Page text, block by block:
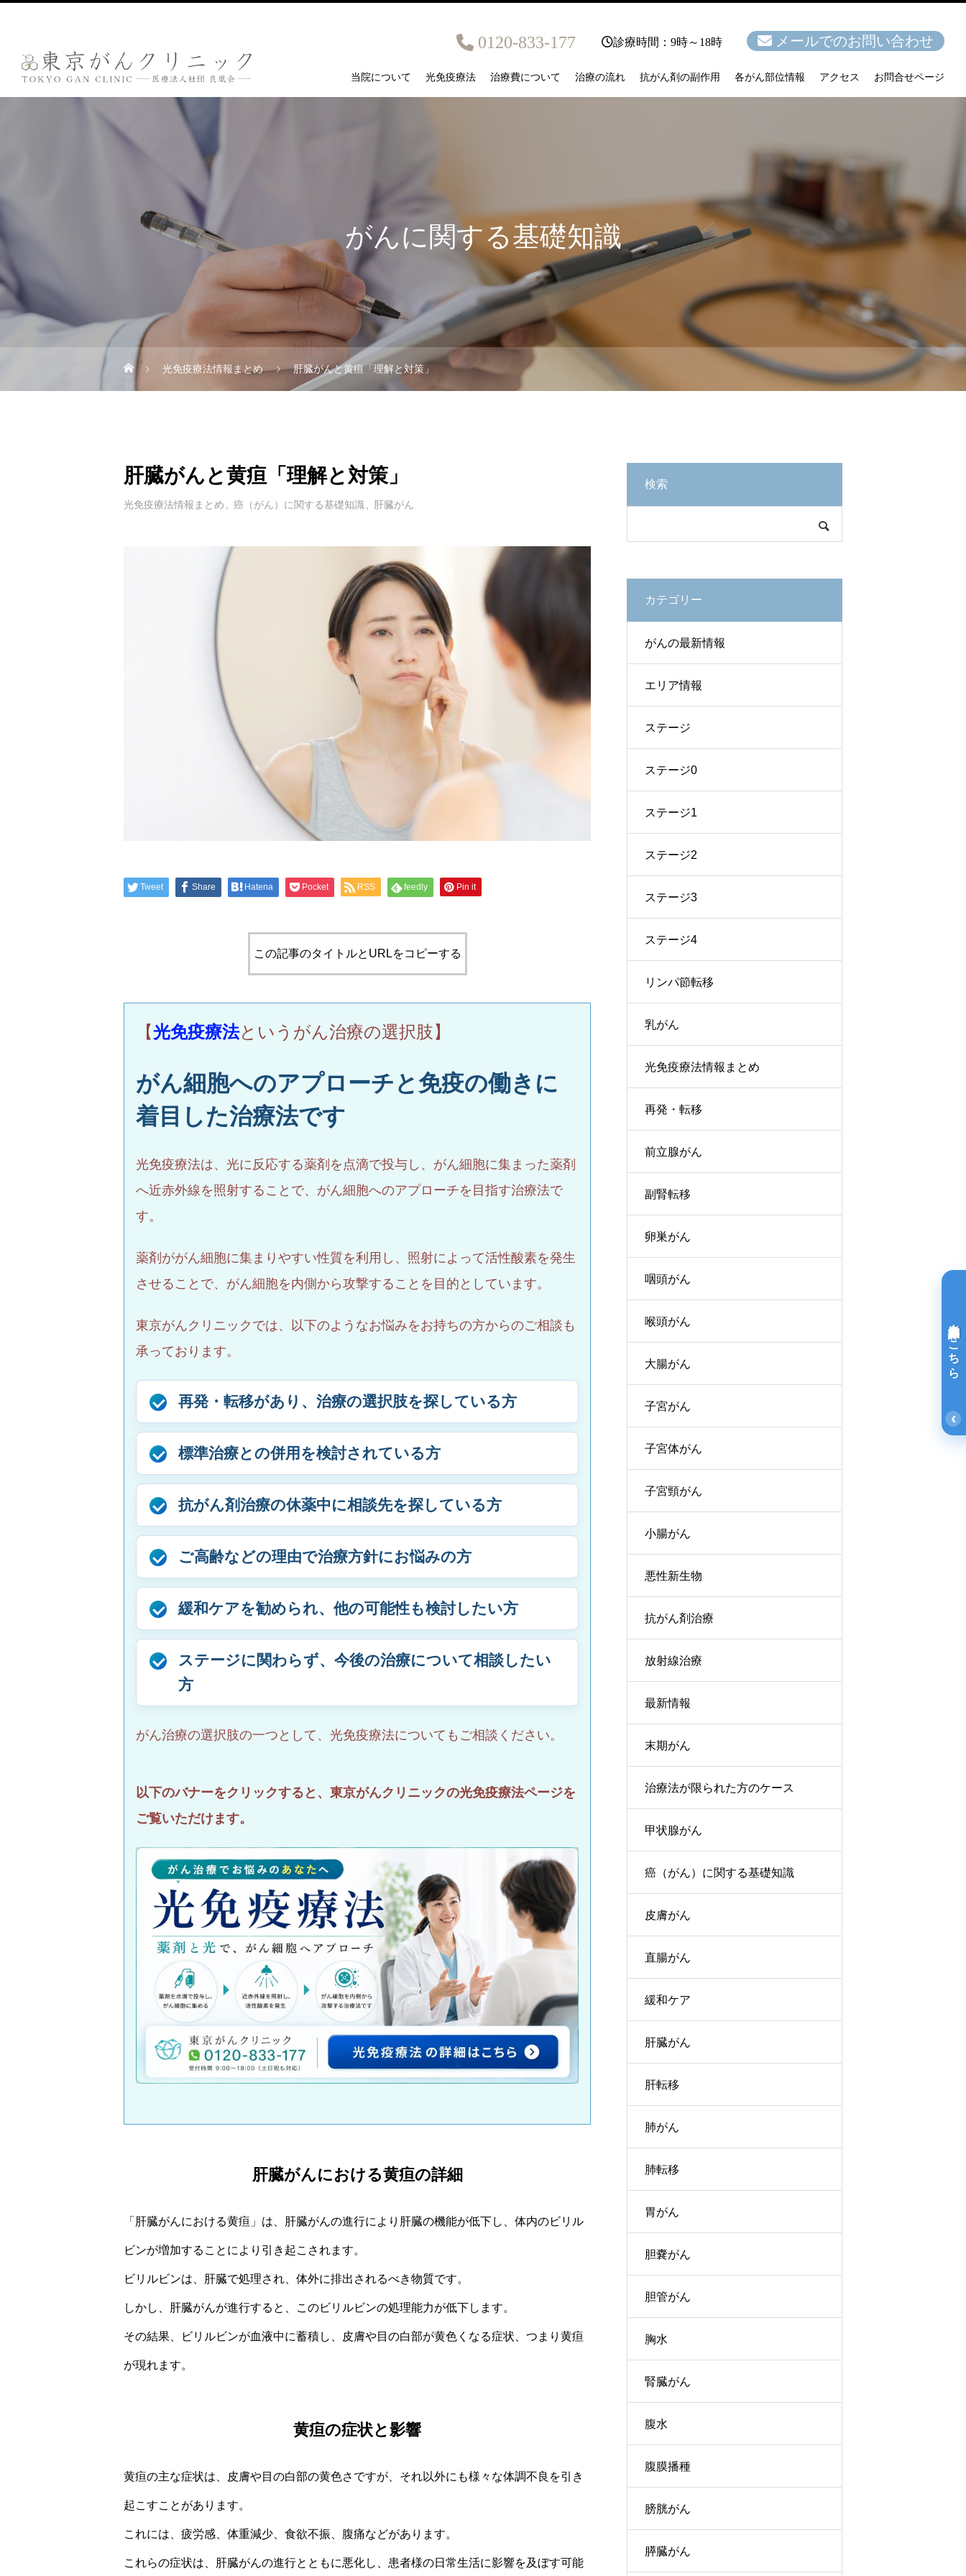
0120-833-177 診療時間：9時～18時 メールでのお問い合わせ
当院について 光免疫療法 治療費について 治療の流れ 抗がん剤の副作用 各がん部位情報 アクセス お問合せページ
がんに関する基礎知識
光免疫療法情報まとめ 肝臓がんと黄疸「理解と対策」
肝臓がんと黄疸「理解と対策」
光免疫療法情報まとめ 癌（がん）に関する基礎知識 肝臓がん
Tweet Share Hatena Pocket RSS feedly Pin it
この記事のタイトルとURLをコピーする
【光免疫療法というがん治療の選択肢】
がん細胞へのアプローチと免疫の働きに
着目した治療法です
光免疫療法は、光に反応する薬剤を点滴で投与し、がん細胞に集まった薬剤
へ近赤外線を照射することで、がん細胞へのアプローチを目指す治療法で
す。
薬剤ががん細胞に集まりやすい性質を利用し、照射によって活性酸素を発生
させることで、がん細胞を内側から攻撃することを目的としています。
東京がんクリニックでは、以下のようなお悩みをお持ちの方からのご相談も
承っております。
再発・転移があり、治療の選択肢を探している方
標準治療との併用を検討されている方
抗がん剤治療の休薬中に相談先を探している方
ご高齢などの理由で治療方針にお悩みの方
緩和ケアを勧められ、他の可能性も検討したい方
ステージに関わらず、今後の治療について相談したい
方
がん治療の選択肢の一つとして、光免疫療法についてもご相談ください。
以下のバナーをクリックすると、東京がんクリニックの光免疫療法ページを
ご覧いただけます。
肝臓がんにおける黄疸の詳細
「肝臓がんにおける黄疸」は、肝臓がんの進行により肝臓の機能が低下し、体内のビリル
ビンが増加することにより引き起こされます。
ビリルビンは、肝臓で処理され、体外に排出されるべき物質です。
しかし、肝臓がんが進行すると、このビリルビンの処理能力が低下します。
その結果、ビリルビンが血液中に蓄積し、皮膚や目の白部が黄色くなる症状、つまり黄疸
が現れます。
黄疸の症状と影響
黄疸の主な症状は、皮膚や目の白部の黄色さですが、それ以外にも様々な体調不良を引き
起こすことがあります。
これには、疲労感、体重減少、食欲不振、腹痛などがあります。
これらの症状は、肝臓がんの進行とともに悪化し、患者様の日常生活に影響を及ぼす可能
検索
カテゴリー
がんの最新情報
エリア情報
ステージ
ステージ0
ステージ1
ステージ2
ステージ3
ステージ4
リンパ節転移
乳がん
光免疫療法情報まとめ
再発・転移
前立腺がん
副腎転移
卵巣がん
咽頭がん
喉頭がん
大腸がん
子宮がん
子宮体がん
子宮頸がん
小腸がん
悪性新生物
抗がん剤治療
放射線治療
最新情報
末期がん
治療法が限られた方のケース
甲状腺がん
癌（がん）に関する基礎知識
皮膚がん
直腸がん
緩和ケア
肝臓がん
肝転移
肺がん
肺転移
胃がん
胆嚢がん
胆管がん
胸水
腎臓がん
腹水
腹膜播種
膀胱がん
膵臓がん
‹
光免疫療法詳細はこちら